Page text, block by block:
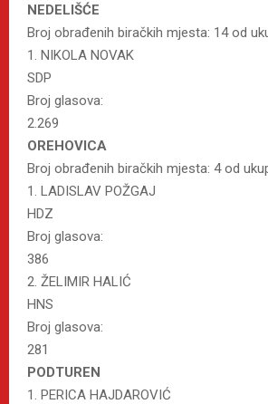
NEDELIŠĆE
Broj obrađenih biračkih mjesta: 14 od
1. NIKOLA NOVAK
SDP
Broj glasova:
2.269
OREHOVICA
Broj obrađenih biračkih mjesta: 4 od
1. LADISLAV POŽGAJ
HDZ
Broj glasova:
386
2. ŽELIMIR HALIĆ
HNS
Broj glasova:
281
PODTUREN
1. PERICA HAJDAROVIĆ